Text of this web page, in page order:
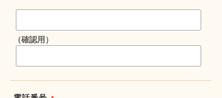
（確認用）